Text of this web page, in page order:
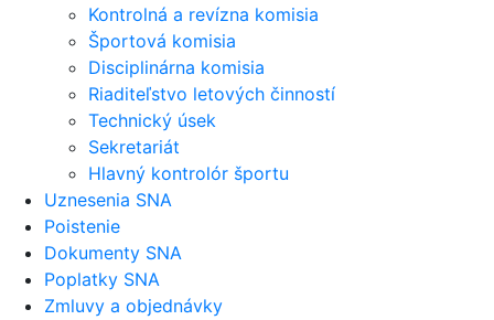
Kontrolná a revízna komisia
Športová komisia
Disciplinárna komisia
Riaditeľstvo letových činností
Technický úsek
Sekretariát
Hlavný kontrolór športu
Uznesenia SNA
Poistenie
Dokumenty SNA
Poplatky SNA
Zmluvy a objednávky